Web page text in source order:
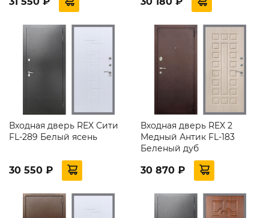
Входная дверь REX Сити
FL-289 Белый ясень
30 550 ₽
Входная дверь REX 2
Медный Антик FL-183
Беленый дуб
30 870 ₽